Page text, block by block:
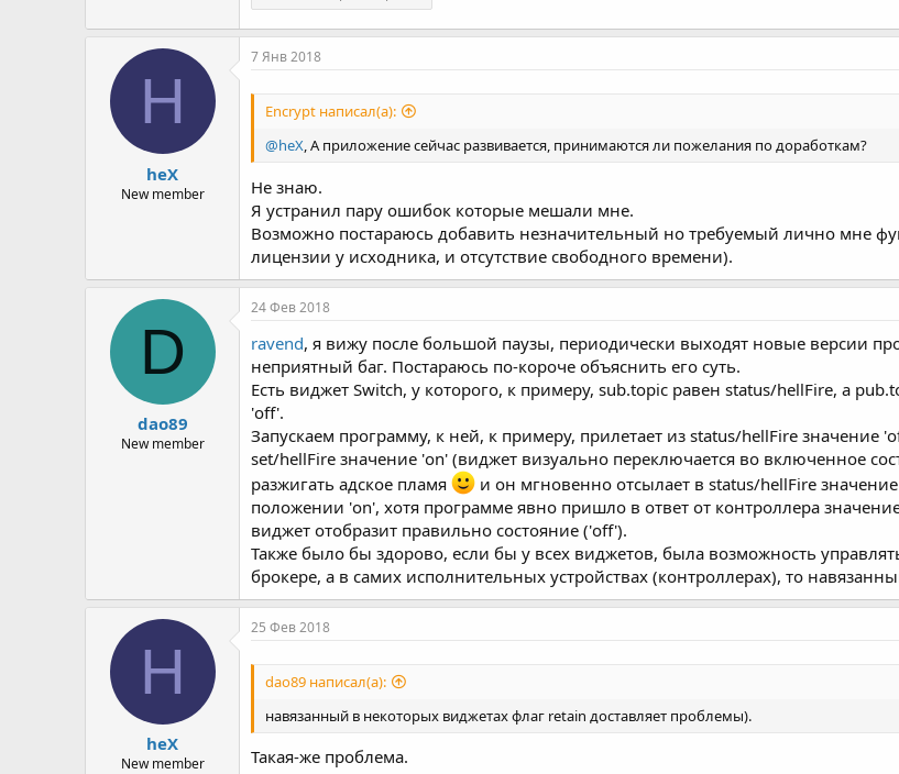
H
heX
New member
7 Янв 2018
Encrypt написал(а):
@heX, А приложение сейчас развивается, принимаются ли пожелания по доработкам?
Не знаю.
Я устранил пару ошибок которые мешали мне.
Возможно постараюсь добавить незначительный но требуемый лично мне
лицензии у исходника, и отсутствие свободного времени).
D
dao89
New member
24 Фев 2018
ravend, я вижу после большой паузы, периодически выходят новые версии
неприятный баг. Постараюсь по-короче объяснить его суть.
Есть виджет Switch, у которого, к примеру, sub.topic равен status/hellFire, а
'off'.
Запускаем программу, к ней, к примеру, прилетает из status/hellFire
set/hellFire значение 'on' (виджет визуально переключается во включенное
разжигать адское пламя
и он мгновенно отсылает в status/hellFire
положении 'on', хотя программе явно пришло в ответ от контроллера
виджет отобразит правильно состояние ('off').
Также было бы здорово, если бы у всех виджетов, была возможность
брокере, а в самих исполнительных устройствах (контроллерах), то
H
heX
New member
25 Фев 2018
dao89 написал(а):
навязанный в некоторых виджетах флаг retain доставляет проблемы).
Такая-же проблема.